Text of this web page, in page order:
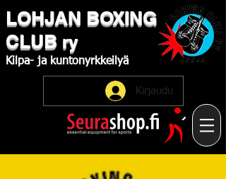
LOHJAN ​BOXING
CLUB ry
Kilpa- ja kuntonyrkkeilyä
Kirjaudu